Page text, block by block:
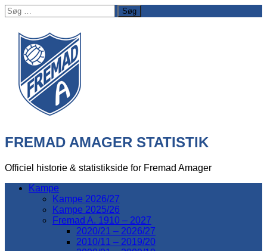
Søg
efter:
FREMAD AMAGER STATISTIK
Officiel historie & statistikside for Fremad Amager
Kampe
Kampe 2026/27
Kampe 2025/26
Fremad A. 1910 – 2027
2020/21 – 2026/27
2010/11 – 2019/20